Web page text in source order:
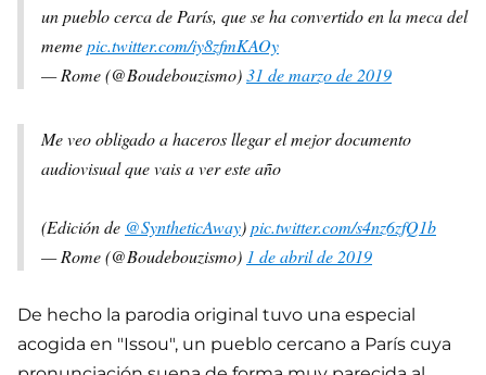
un pueblo cerca de París, que se ha convertido en la meca del
memepic.twitter.com/iy8zfmKAOy
— Rome (@Boudebouzismo)31 de marzo de 2019
Me veo obligado a haceros llegar el mejor documento
audiovisual que vais a ver este año
(Edición de @SyntheticAway)pic.twitter.com/s4nz6zfQ1b
— Rome (@Boudebouzismo) 1 de abril de 2019
De hecho la parodia original tuvo una especial
acogida en "Issou", un pueblo cercano a París cuya